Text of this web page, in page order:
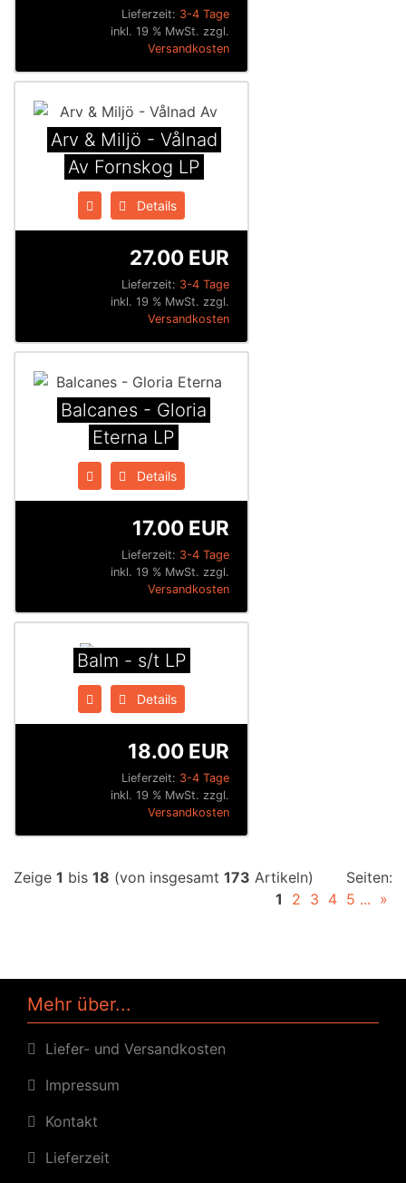
Lieferzeit: 3-4 Tage
inkl. 19 % MwSt. zzgl.
Versandkosten
Arv & Miljö - V​å​lnad
Av Fornskog LP
Details
Lieferzeit: 3-4 Tage
27.00 EUR
inkl. 19 % MwSt. zzgl.
Versandkosten
Balcanes - Gloria
Eterna LP
Details
Lieferzeit: 3-4 Tage
17.00 EUR
inkl. 19 % MwSt. zzgl.
Versandkosten
Balm - s/t LP
Details
Lieferzeit: 3-4 Tage
18.00 EUR
inkl. 19 % MwSt. zzgl.
Versandkosten
Zeige 1 bis 18 (von insgesamt 173 Artikeln)
Seiten:
1
2 3 4 5 ... »
Mehr über...
Liefer- und Versandkosten
Impressum
Kontakt
Lieferzeit